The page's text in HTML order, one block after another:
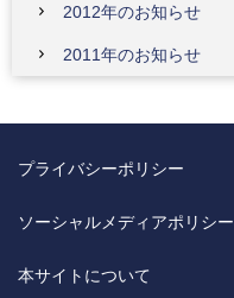
2012年のお知らせ
2011年のお知らせ
プライバシーポリシー
ソーシャルメディアポリシー
本サイトについて